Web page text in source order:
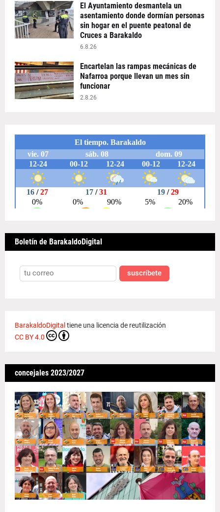
El Ayuntamiento desmantela un
asentamiento donde dormían personas
sin hogar en el puente peatonal de
Cruces a Barakaldo
6.8.26
Encartelan las rampas mecánicas de
Nafarroa porque llevan un mes sin
funcionar
2.8.26
Boletín de BarakaldoDigital
suscríbete
BarakaldoDigital tiene una licencia de reutilización
CC BY 4.0
concejales 2023/2027